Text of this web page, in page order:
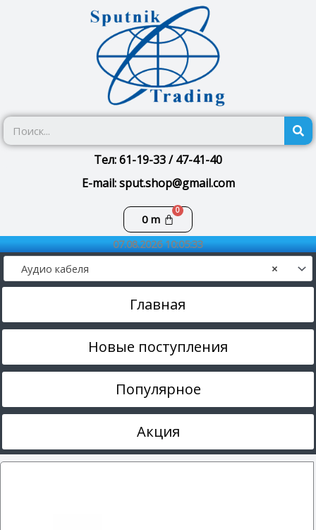
Тел: 61-19-33 / 47-41-40
E-mail: sput.shop@gmail.com
0m
Корзина
07.08.2026 10:05:33
×
Аудио кабеля
Главная
Новые поступления
Популярное
Акция